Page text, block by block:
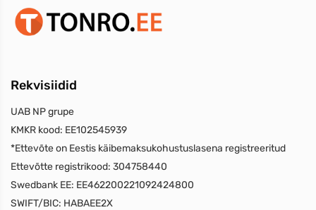
Rekvisiidid
UAB NP grupe
KMKR kood: EE102545939
*Ettevõte on Eestis käibemaksukohustuslasena registreeritud
Ettevõtte registrikood: 304758440
Swedbank EE: EE462200221092424800
SWIFT/BIC: HABAEE2X